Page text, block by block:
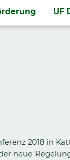
UF
2018 in
neue